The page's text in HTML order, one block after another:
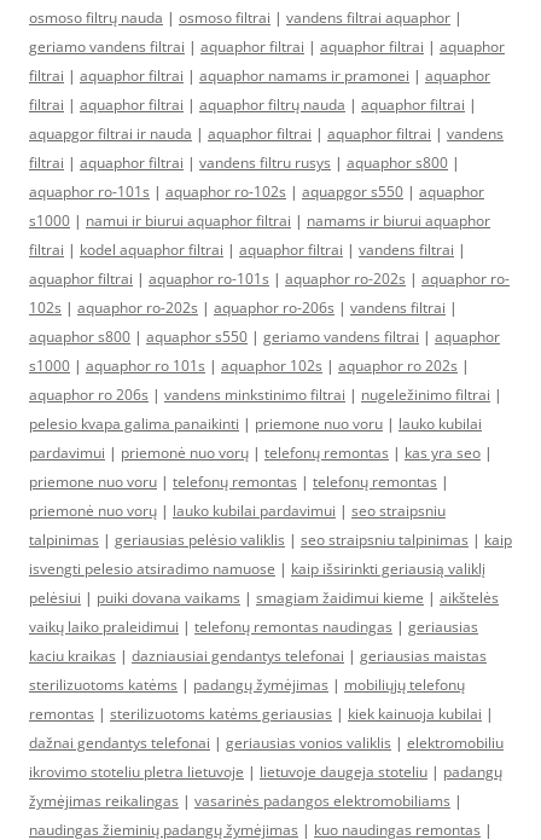
osmoso filtrų nauda | osmoso filtrai | vandens filtrai aquaphor |
geriamo vandens filtrai | aquaphor filtrai | aquaphor filtrai | aquaphor
filtrai | aquaphor filtrai | aquaphor namams ir pramonei | aquaphor
filtrai | aquaphor filtrai | aquaphor filtrų nauda | aquaphor filtrai |
aquapgor filtrai ir nauda | aquaphor filtrai | aquaphor filtrai | vandens
filtrai | aquaphor filtrai | vandens filtru rusys | aquaphor s800 |
aquaphor ro-101s | aquaphor ro-102s | aquapgor s550 | aquaphor
s1000 | namui ir biurui aquaphor filtrai | namams ir biurui aquaphor
filtrai | kodel aquaphor filtrai | aquaphor filtrai | vandens filtrai |
aquaphor filtrai | aquaphor ro-101s | aquaphor ro-202s | aquaphor ro-
102s | aquaphor ro-202s | aquaphor ro-206s | vandens filtrai |
aquaphor s800 | aquaphor s550 | geriamo vandens filtrai | aquaphor
s1000 | aquaphor ro 101s | aquaphor 102s | aquaphor ro 202s |
aquaphor ro 206s | vandens minkstinimo filtrai | nugeležinimo filtrai |
pelesio kvapa galima panaikinti | priemone nuo voru | lauko kubilai
pardavimui | priemonė nuo vorų | telefonų remontas | kas yra seo |
priemone nuo voru | telefonų remontas | telefonų remontas |
priemonė nuo vorų | lauko kubilai pardavimui | seo straipsniu
talpinimas | geriausias pelėsio valiklis | seo straipsniu talpinimas | kaip
isvengti pelesio atsiradimo namuose | kaip išsirinkti geriausią valiklį
pelėsiui | puiki dovana vaikams | smagiam žaidimui kieme | aikštelės
vaikų laiko praleidimui | telefonų remontas naudingas | geriausias
kaciu kraikas | dazniausiai gendantys telefonai | geriausias maistas
sterilizuotoms katėms | padangų žymėjimas | mobiliųjų telefonų
remontas | sterilizuotoms katėms geriausias | kiek kainuoja kubilai |
dažnai gendantys telefonai | geriausias vonios valiklis | elektromobiliu
ikrovimo stoteliu pletra lietuvoje | lietuvoje daugeja stoteliu | padangų
žymėjimas reikalingas | vasarinės padangos elektromobiliams |
naudingas žieminių padangų žymėjimas | kuo naudingas remontas |